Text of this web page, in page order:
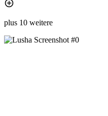
plus 10 weitere